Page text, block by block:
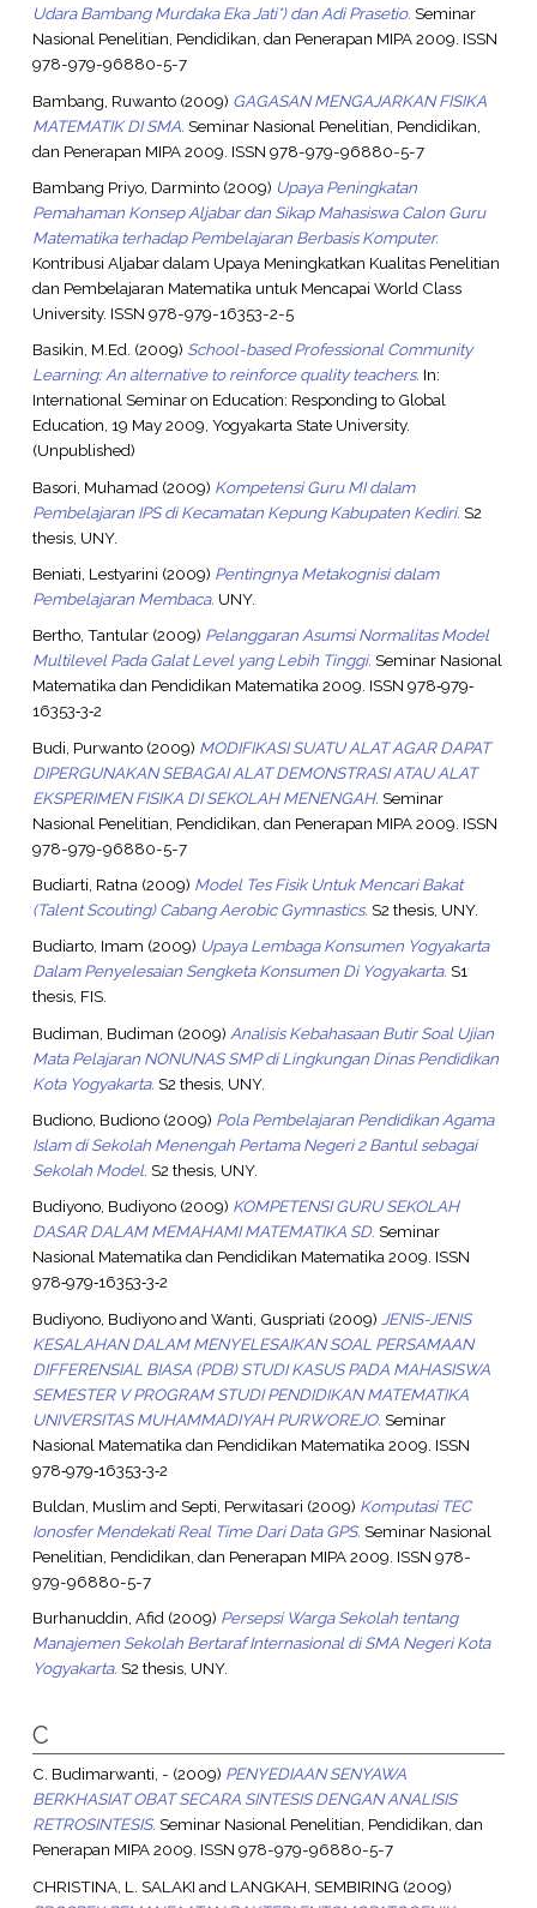
Udara Bambang Murdaka Eka Jati*) dan Adi Prasetio. Seminar
Nasional Penelitian, Pendidikan, dan Penerapan MIPA 2009. ISSN
978-979-96880-5-7
Bambang, Ruwanto(2009) GAGASAN MENGAJARKAN FISIKA
MATEMATIK DI SMA. Seminar Nasional Penelitian, Pendidikan,
dan Penerapan MIPA 2009. ISSN 978-979-96880-5-7
Bambang Priyo, Darminto(2009) Upaya Peningkatan
Pemahaman Konsep Aljabar dan Sikap Mahasiswa Calon Guru
Matematika terhadap Pembelajaran Berbasis Komputer.
Kontribusi Aljabar dalam Upaya Meningkatkan Kualitas Penelitian
dan Pembelajaran Matematika untuk Mencapai World Class
University. ISSN 978-979-16353-2-5
Basikin, M.Ed. (2009) School-based Professional Community
Learning: An alternative to reinforce quality teachers. In:
International Seminar on Education: Responding to Global
Education, 19 May 2009, Yogyakarta State University.
(Unpublished)
Basori, Muhamad (2009) Kompetensi Guru MI dalam
Pembelajaran IPS di Kecamatan Kepung Kabupaten Kediri. S2
thesis, UNY.
Beniati, Lestyarini (2009) Pentingnya Metakognisi dalam
Pembelajaran Membaca. UNY.
Bertho, Tantular(2009) Pelanggaran Asumsi Normalitas Model
Multilevel Pada Galat Level yang Lebih Tinggi. Seminar Nasional
Matematika dan Pendidikan Matematika 2009. ISSN 978‐979‐
16353‐3‐2
Budi, Purwanto(2009) MODIFIKASI SUATU ALAT AGAR DAPAT
DIPERGUNAKAN SEBAGAI ALAT DEMONSTRASI ATAU ALAT
EKSPERIMEN FISIKA DI SEKOLAH MENENGAH. Seminar
Nasional Penelitian, Pendidikan, dan Penerapan MIPA 2009. ISSN
978-979-96880-5-7
Budiarti, Ratna (2009) Model Tes Fisik Untuk Mencari Bakat
(Talent Scouting) Cabang Aerobic Gymnastics. S2 thesis, UNY.
Budiarto, Imam (2009) Upaya Lembaga Konsumen Yogyakarta
Dalam Penyelesaian Sengketa Konsumen Di Yogyakarta. S1
thesis, FIS.
Budiman, Budiman (2009) Analisis Kebahasaan Butir Soal Ujian
Mata Pelajaran NONUNAS SMP di Lingkungan Dinas Pendidikan
Kota Yogyakarta. S2 thesis, UNY.
Budiono, Budiono(2009) Pola Pembelajaran Pendidikan Agama
Islam di Sekolah Menengah Pertama Negeri 2 Bantul sebagai
Sekolah Model. S2 thesis, UNY.
Budiyono, Budiyono(2009) KOMPETENSI GURU SEKOLAH
DASAR DALAM MEMAHAMI MATEMATIKA SD. Seminar
Nasional Matematika dan Pendidikan Matematika 2009. ISSN
978‐979‐16353‐3‐2
Budiyono, Budiyonoand Wanti, Guspriati (2009) JENIS-JENIS
KESALAHAN DALAM MENYELESAIKAN SOAL PERSAMAAN
DIFFERENSIAL BIASA (PDB) STUDI KASUS PADA MAHASISWA
SEMESTER V PROGRAM STUDI PENDIDIKAN MATEMATIKA
UNIVERSITAS MUHAMMADIYAH PURWOREJO. Seminar
Nasional Matematika dan Pendidikan Matematika 2009. ISSN
978‐979‐16353‐3‐2
Buldan, Muslim and Septi, Perwitasari (2009) Komputasi TEC
Ionosfer Mendekati Real Time Dari Data GPS. Seminar Nasional
Penelitian, Pendidikan, dan Penerapan MIPA 2009. ISSN 978-
979-96880-5-7
Burhanuddin, Afid(2009) Persepsi Warga Sekolah tentang
Manajemen Sekolah Bertaraf Internasional di SMA Negeri Kota
Yogyakarta. S2 thesis, UNY.
C
C. Budimarwanti, - (2009) PENYEDIAAN SENYAWA
BERKHASIAT OBAT SECARA SINTESIS DENGAN ANALISIS
RETROSINTESIS. Seminar Nasional Penelitian, Pendidikan, dan
Penerapan MIPA 2009. ISSN 978-979-96880-5-7
CHRISTINA, L. SALAKI and LANGKAH, SEMBIRING (2009)